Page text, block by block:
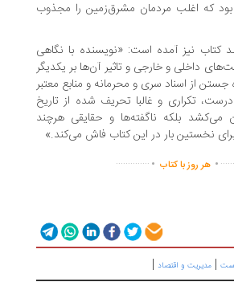
مردمان مشرق‌زمین را مجذوب
آمده است: «نویسنده با نگاهی
و خارجی و تاثیر آن‌ها بر یکدیگر
اسناد سری و محرمانه و منابع معتبر
و غالبا تحریف شده از تاریخ
بلکه ناگفته‌ها و حقایقی هرچند
بار در این کتاب فاش می‌کند.»
روز با کتاب.
..............
و اقتصاد|